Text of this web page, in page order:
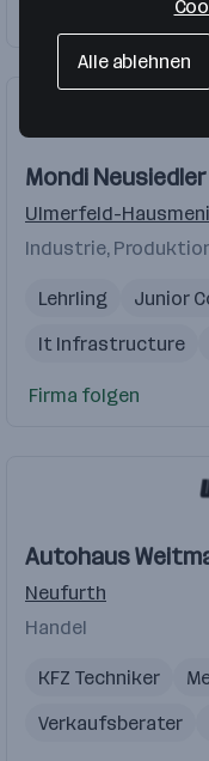
Mondi Neusiedler
Ulmerfeld-
Industrie,
Lehrling Junior
It Infrastructure
Firma folgen
Autohaus
Neufurth
Handel
KFZ Techniker
Verkaufsberater
Alle ablehnen